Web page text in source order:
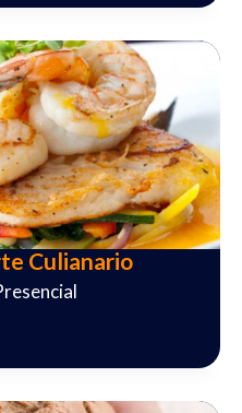
Culianario